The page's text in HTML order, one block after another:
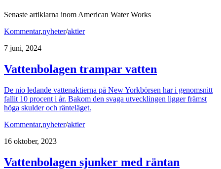
Senaste artiklarna inom American Water Works
Kommentar,nyheter/aktier
7 juni, 2024
Vattenbolagen trampar vatten
De nio ledande vattenaktierna på New Yorkbörsen har i genomsnitt
fallit 10 procent i år. Bakom den svaga utvecklingen ligger främst
höga skulder och ränteläget.
Kommentar,nyheter/aktier
16 oktober, 2023
Vattenbolagen sjunker med räntan